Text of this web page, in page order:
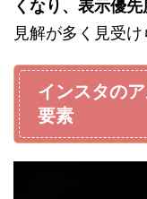
くなり、表示優
見解が多く見受け
インスタの
要素